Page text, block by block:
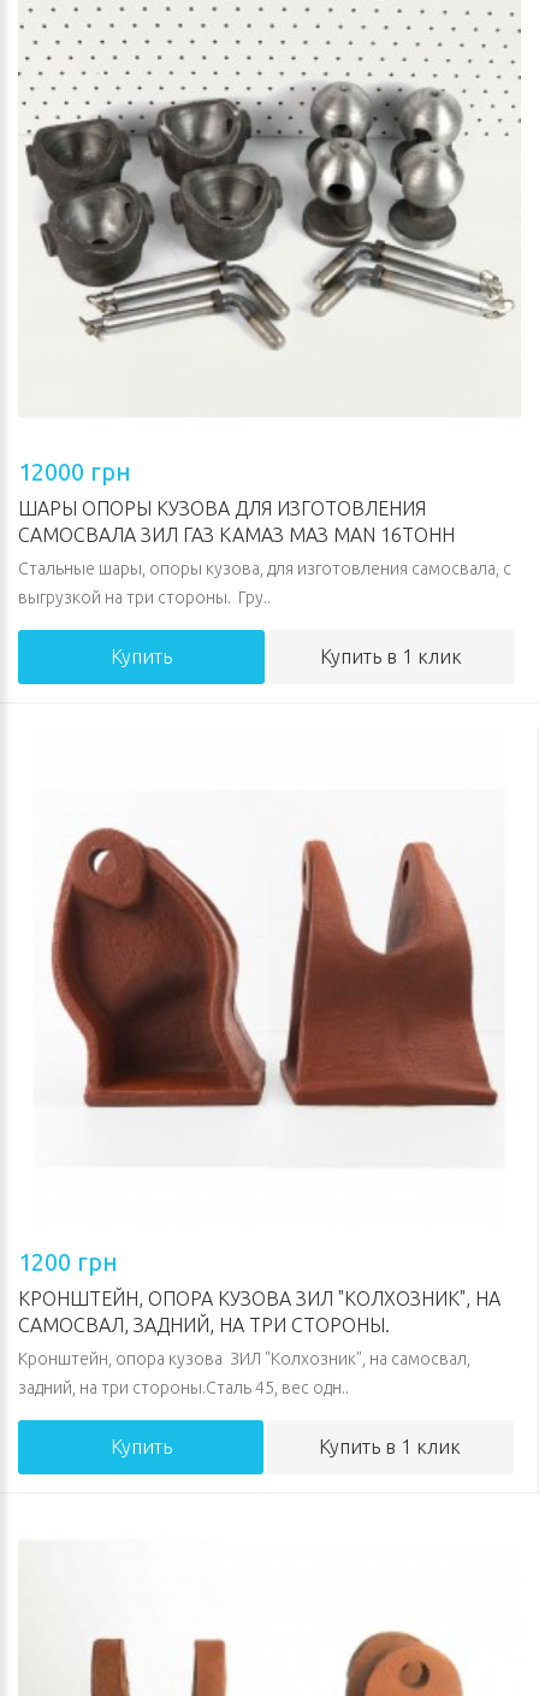
12000 грн
ШАРЫ ОПОРЫ КУЗОВА ДЛЯ ИЗГОТОВЛЕНИЯ
САМОСВАЛА ЗИЛ ГАЗ КАМАЗ МАЗ MAN 16ТОНН
Стальные шары, опоры кузова, для изготовления самосвала, с
выгрузкой на три стороны. Гру..
Купить Купить в 1 клик
1200 грн
КРОНШТЕЙН, ОПОРА КУЗОВА ЗИЛ "КОЛХОЗНИК", НА
САМОСВАЛ, ЗАДНИЙ, НА ТРИ СТОРОНЫ.
Кронштейн, опора кузова ЗИЛ "Колхозник", на самосвал,
задний, на три стороны.Сталь 45, вес одн..
Купить Купить в 1 клик